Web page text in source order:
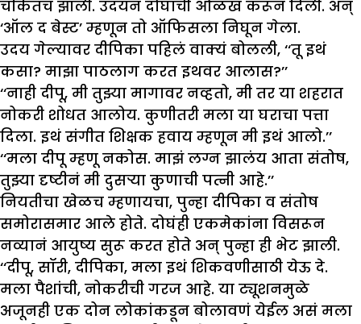
चकितच झाली. उदयनं दोघांची ओळख करून दिली. अन्
‘ऑल द बेस्ट’ म्हणून तो ऑफिसला निघून गेला.
उदय गेल्यावर दीपिका पहिलं वाक्यं बोलली, ‘‘तू इथं
कसा? माझा पाठलाग करत इथवर आलास?’’
‘‘नाही दीपू, मी तुझ्या मागावर नव्हतो, मी तर या शहरात
नोकरी शोधत आलोय. कुणीतरी मला या घराचा पत्ता
दिला. इथं संगीत शिक्षक हवाय म्हणून मी इथं आलो.’’
‘‘मला दीपू म्हणू नकोस. माझं लग्न झालंय आता संतोष,
तुझ्या दृष्टीनं मी दुसऱ्या कुणाची पत्नी आहे.’’
नियतीचा खेळच म्हणायचा, पुन्हा दीपिका व संतोष
समोरासमार आले होते. दोघंही एकमेकांना विसरून
नव्यानं आयुष्य सुरू करत होते अन् पुन्हा ही भेट झाली.
‘‘दीपू, सॉरी, दीपिका, मला इथं शिकवणीसाठी येऊ दे.
मला पैशांची, नोकरीची गरज आहे. या ट्यूशनमुळे
अजूनही एक दोन लोकांकडून बोलावणं येईल असं मला